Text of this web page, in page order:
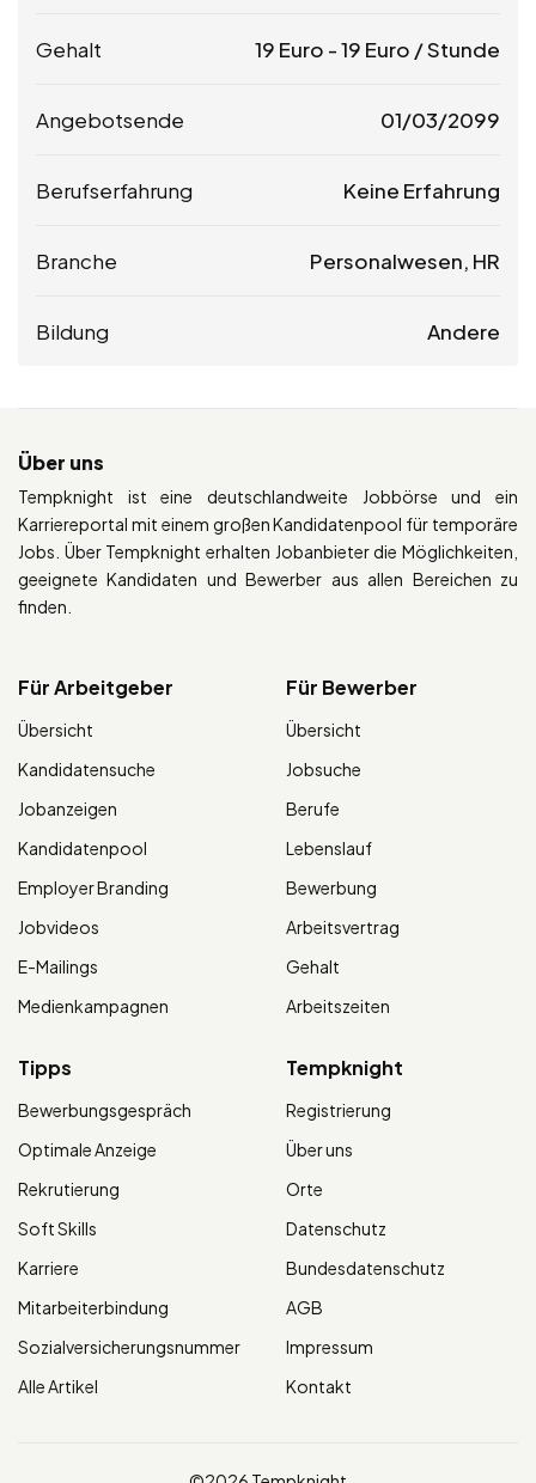
Gehalt 19 Euro -19 Euro / Stunde
Angebotsende 01/03/2099
Berufserfahrung Keine Erfahrung
Branche Personalwesen, HR
Bildung Andere
Über uns
Tempknight ist eine deutschlandweite Jobbörse und ein
Karriereportal mit einem großen Kandidatenpool für temporäre
Jobs. Über Tempknight erhalten Jobanbieter die Möglichkeiten,
geeignete Kandidaten und Bewerber aus allen Bereichen zu
finden.
Für Arbeitgeber
Übersicht
Kandidatensuche
Jobanzeigen
Kandidatenpool
Employer Branding
Jobvideos
E-Mailings
Medienkampagnen
Für Bewerber
Übersicht
Jobsuche
Berufe
Lebenslauf
Bewerbung
Arbeitsvertrag
Gehalt
Arbeitszeiten
Tipps
Bewerbungsgespräch
Optimale Anzeige
Rekrutierung
Soft Skills
Karriere
Mitarbeiterbindung
Sozialversicherungsnummer
Alle Artikel
Tempknight
Registrierung
Über uns
Orte
Datenschutz
Bundesdatenschutz
AGB
Impressum
Kontakt